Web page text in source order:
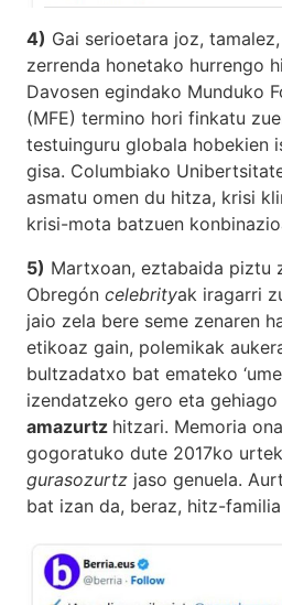
4) Gai serioetara joz, tamalez,
zerrenda honetako hurrengo
Davosen egindako Munduko
(MFE) termino hori finkatu
testuinguru globala hobekien
gisa. Columbiako
asmatu omen du hitza, krisi
krisi-mota batzuen
5) Martxoan, eztabaida piztu
Obregón celebrityak iragarri
jaio zela bere seme zenaren
etikoaz gain, polemikak
bultzadatxo bat emateko
izendatzeko gero eta
amazurtz hitzari. Memoria
gogoratuko dute 2017ko
gurasozurtz jaso genuela.
bat izan da, beraz, hitz-